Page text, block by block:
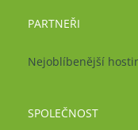
PARTNEŘI
Nejoblíbenější
SPOLEČNOST